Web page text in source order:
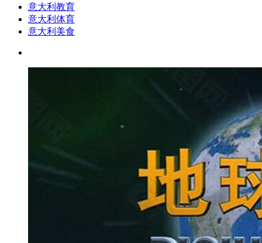
意大利教育
意大利体育
意大利美食